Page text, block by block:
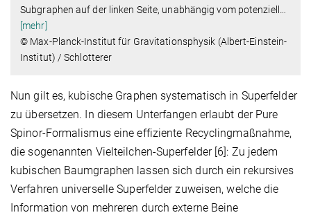
Subgraphen auf der linken Seite, unabhängig vom potenziell
[mehr]
© Max-Planck-Institut für Gravitationsphysik (Albert-Einstein-
Institut) / Schlotterer
Nun gilt es, kubische Graphen systematisch in Superfelder
zu übersetzen. In diesem Unterfangen erlaubt der Pure
Spinor-Formalismus eine effiziente Recyclingmaßnahme,
die sogenannten Vielteilchen-Superfelder [6]: Zu jedem
kubischen Baumgraphen lassen sich durch ein rekursives
Verfahren universelle Superfelder zuweisen, welche die
Information von mehreren durch externe Beine